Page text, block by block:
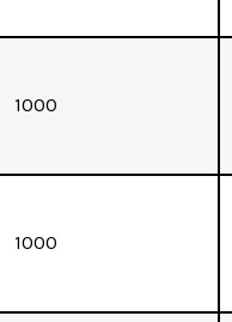
1000
1000